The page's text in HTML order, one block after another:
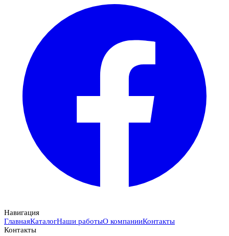
Навигация
ГлавнаяКаталогНаши работыО компанииКонтакты
Контакты